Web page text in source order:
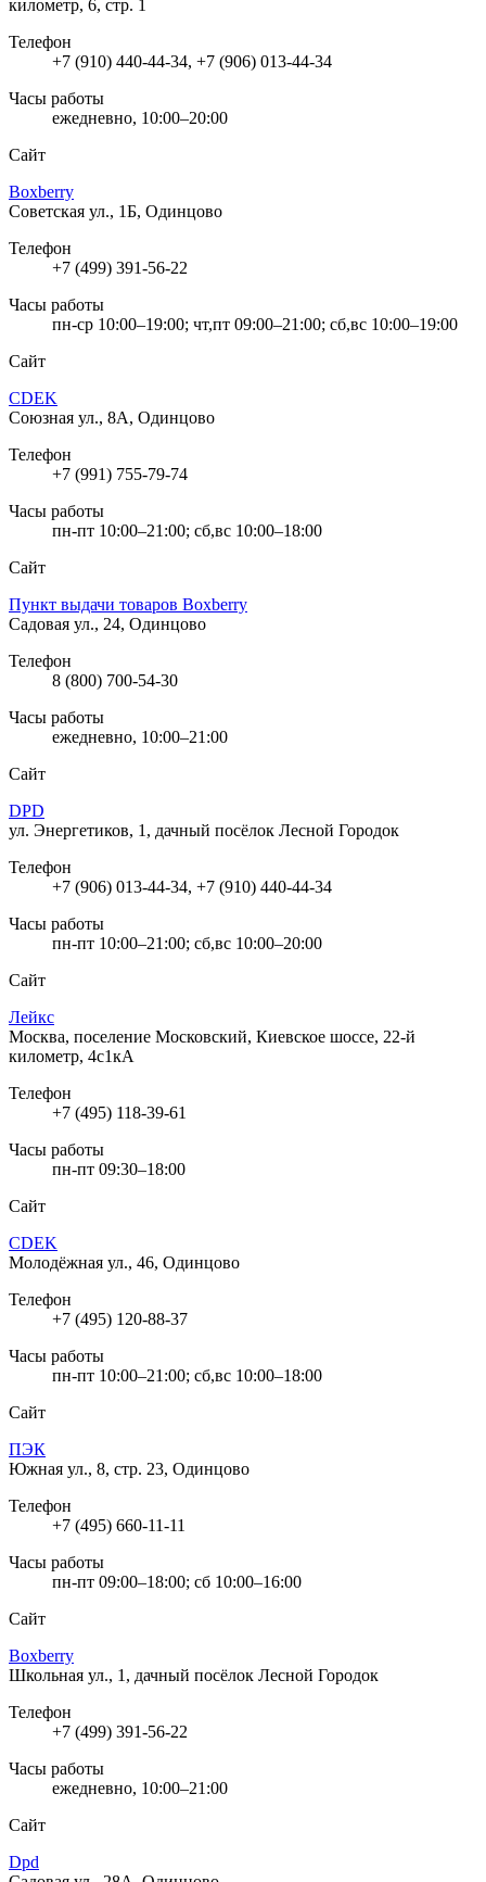
километр, 6, стр. 1
Телефон
+7 (910) 440-44-34, +7 (906) 013-44-34
Часы работы
ежедневно, 10:00–20:00
Сайт
Boxberry
Советская ул., 1Б, Одинцово
Телефон
+7 (499) 391-56-22
Часы работы
пн-ср 10:00–19:00; чт,пт 09:00–21:00; сб,вс 10:00–19:00
Сайт
CDEK
Союзная ул., 8А, Одинцово
Телефон
+7 (991) 755-79-74
Часы работы
пн-пт 10:00–21:00; сб,вс 10:00–18:00
Сайт
Пункт выдачи товаров Boxberry
Садовая ул., 24, Одинцово
Телефон
8 (800) 700-54-30
Часы работы
ежедневно, 10:00–21:00
Сайт
DPD
ул. Энергетиков, 1, дачный посёлок Лесной Городок
Телефон
+7 (906) 013-44-34, +7 (910) 440-44-34
Часы работы
пн-пт 10:00–21:00; сб,вс 10:00–20:00
Сайт
Лейкс
Москва, поселение Московский, Киевское шоссе, 22-й
километр, 4с1кА
Телефон
+7 (495) 118-39-61
Часы работы
пн-пт 09:30–18:00
Сайт
CDEK
Молодёжная ул., 46, Одинцово
Телефон
+7 (495) 120-88-37
Часы работы
пн-пт 10:00–21:00; сб,вс 10:00–18:00
Сайт
ПЭК
Южная ул., 8, стр. 23, Одинцово
Телефон
+7 (495) 660-11-11
Часы работы
пн-пт 09:00–18:00; сб 10:00–16:00
Сайт
Boxberry
Школьная ул., 1, дачный посёлок Лесной Городок
Телефон
+7 (499) 391-56-22
Часы работы
ежедневно, 10:00–21:00
Сайт
Dpd